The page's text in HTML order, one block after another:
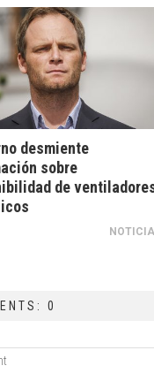
desmiente
sobre
de
0